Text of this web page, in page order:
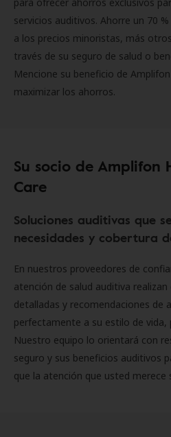
servicios auditivos. Ahorre un 70
a los precios minoristas, más
través de su seguro de salud o
Mencione su beneficio de
maximizar los ahorros.
Su socio de Amplifon
Care
Soluciones auditivas que
necesidades y cobertura
En nuestros proveedores de
atención de salud auditiva
detalladas y recomendaciones de
perfectamente a su estilo de vida,
Nuestro equipo lo orientará con
seguro y sus beneficios auditivos
que la atención que usted merece